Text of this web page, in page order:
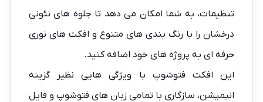
تنظیمات، به شما امکان می دهد تا جلوه های نئونی
درخشان را با رنگ بندی های متنوع و افکت های نوری
حرفه ای به پروژه های خود اضافه کنید.
این افکت فتوشوپ با ویژگی هایی نظیر گزینه
انیمیشن، سازگاری با تمامی زبان های فتوشوپ و فایل